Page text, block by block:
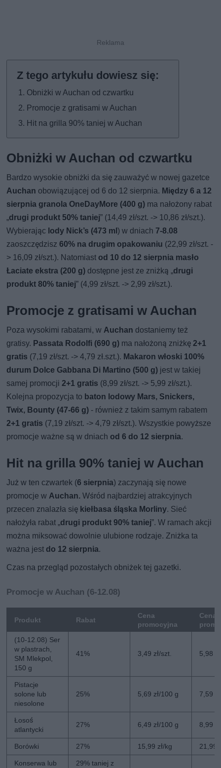
Obniżki w Auchan od czwartku
Promocje z gratisami w Auchan
Hit na grilla 90% taniej w Auchan
Obniżki w Auchan od czwartku
Bardzo wysokie obniżki da się zauważyć w nowej gazetce
Auchan obowiązującej od 6 do 12 sierpnia. Między 6 a 12
sierpnia granola OneDayMore (400 g) ma nałożony rabat
„drugi produkt 50% taniej” (14,49 zł/szt. -> 10,86 zł/szt.).
Wybierając lody Nick’s (473 ml) w dniach 7-8.08
zaoszczędzisz60% na drugim opakowaniu (22,99 zł/szt. -
> 16,09 zł/szt.). Natomiast od 10 do 12 sierpnia masło
Łaciate ekstra (200 g) dostępne jest ze zniżką „drugi
produkt 80% taniej” (4,99 zł/szt. -> 2,99 zł/szt.).
Promocje z gratisami w Auchan
Poza wysokimi rabatami, wAuchan dostaniemy też
gratisy. Passata Rodolfi (690 g) ma nałożoną zniżkę2+1
gratis (7,19 zł/szt. -> 4,79 zł.szt.). Makaron włoski 100%
durum Dolce Gabbana Di Martino (500 g) jest w takiej
samej promocji2+1 gratis (8,99 zł/szt. -> 5,99 zł/szt.).
Kolejna propozycja to baton lodowy Mars, Snickers,
Twix, Bounty (47-66 g) - również z takim samym rabatem
2+1 gratis (7,19 zł/szt. -> 4,79 zł/szt.). Wszystkie powyższe
promocje ważne są w dniach od 6 do 12 sierpnia.
Hit na grilla 90% taniej w Auchan
Już w ten czwartek (6 sierpnia) zaczynają się nowe
promocje wAuchan. Wśród najbardziej atrakcyjnych
przecen znalazła się kiełbasa śląska Morliny. Sieć
nałożyła rabat „drugi produkt 90% taniej”. W ramach akcji
można miksować dowolnie ulubione rodzaje. Zniżka ta
ważna jest do 12 sierpnia.
Czas na przegląd pozostałych obniżek tej gazetki.
Promocje w Auchan (6-12.08)
Produkt Rabat
Cena
promocyjna
Cena
(10-12.08) Ser
w plastrach,
SM Mlekpol,
150 g
41% 3,49 zł/szt. 5,98
Pistacje
solone lub
niesolone
25% 5,69 zł/100 g 7,59
Łosoś
atlantycki
27% 6,49 zł/100 g 8,99
Borówki 27% 15,99 zł/kg 21,99
Konserwa lub
29% taniej z